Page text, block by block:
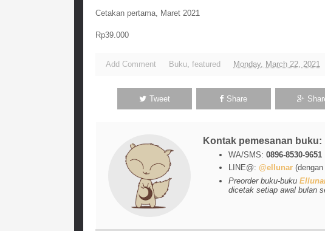
Cetakan pertama, Maret 2021
Rp39.000
Add Comment Buku, featured Monday, March 22, 2021
Tweet Share
Kontak pemesanan buku:
WA/SMS:0896-8530-9651
LINE@:@ellunar (dengan
Preorder buku-buku
dicetak setiap awal bulan